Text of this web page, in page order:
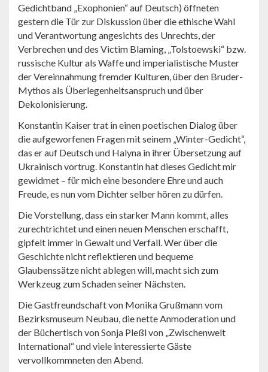
Gedichtband „Exophonien“ auf Deutsch) öffneten
gestern die Tür zur Diskussion über die ethische Wahl
und Verantwortung angesichts des Unrechts, der
Verbrechen und des Victim Blaming, „Tolstoewski“ bzw.
russische Kultur als Waffe und imperialistische Muster
der Vereinnahmung fremder Kulturen, über den Bruder-
Mythos als Überlegenheitsanspruch und über
Dekolonisierung.
Konstantin Kaiser trat in einen poetischen Dialog über
die aufgeworfenen Fragen mit seinem „Winter-Gedicht“,
das er auf Deutsch und Halyna in ihrer Übersetzung auf
Ukrainisch vortrug. Konstantin hat dieses Gedicht mir
gewidmet – für mich eine besondere Ehre und auch
Freude, es nun vom Dichter selber hören zu dürfen.
Die Vorstellung, dass ein starker Mann kommt, alles
zurechtrichtet und einen neuen Menschen erschafft,
gipfelt immer in Gewalt und Verfall. Wer über die
Geschichte nicht reflektieren und bequeme
Glaubenssätze nicht ablegen will, macht sich zum
Werkzeug zum Schaden seiner Nächsten.
Die Gastfreundschaft von Monika Grußmann vom
Bezirksmuseum Neubau, die nette Anmoderation und
der Büchertisch von Sonja Pleßl von „Zwischenwelt
International“ und viele interessierte Gäste
vervollkommneten den Abend.